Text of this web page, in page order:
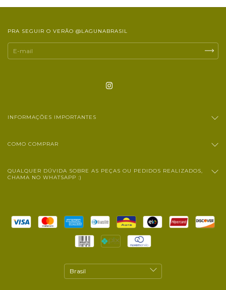
PRA SEGUIR O VERÃO @LAGUNABRASIL
INFORMAÇÕES IMPORTANTES
COMO COMPRAR
QUALQUER DÚVIDA SOBRE AS PEÇAS OU PEDIDOS REALIZADOS,
CHAMA NO WHATSAPP :)